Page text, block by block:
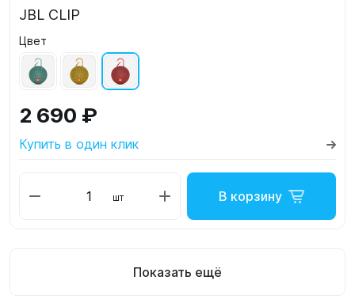
JBL CLIP
Цвет
2 690 ₽
Купить в один клик
шт В корзину
Показать ещё